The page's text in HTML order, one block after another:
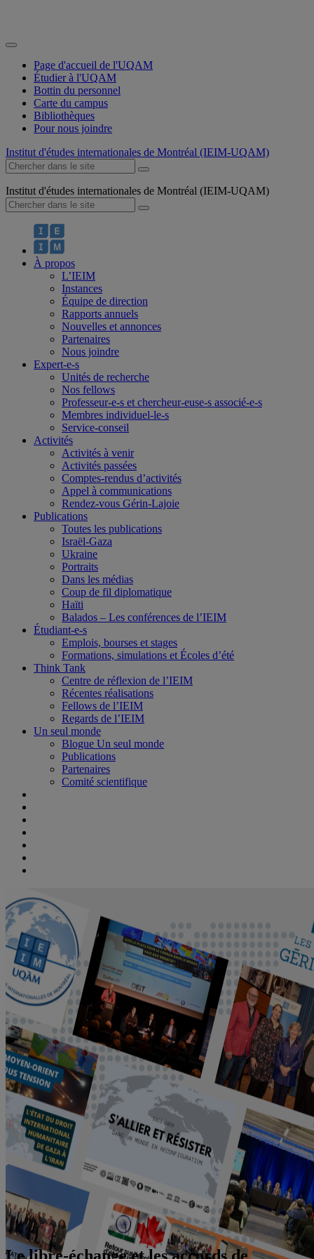
Page d'accueil de l'UQAM
Étudier à l'UQAM
Bottin du personnel
Carte du campus
Bibliothèques
Pour nous joindre
Institut d'études internationales de Montréal (IEIM-UQAM)
Institut d'études internationales de Montréal (IEIM-UQAM)
À propos
L’IEIM
Instances
Équipe de direction
Rapports annuels
Nouvelles et annonces
Partenaires
Nous joindre
Expert-e-s
Unités de recherche
Nos fellows
Professeur-e-s et chercheur-euse-s associé-e-s
Membres individuel-le-s
Service-conseil
Activités
Activités à venir
Activités passées
Comptes-rendus d’activités
Appel à communications
Rendez-vous Gérin-Lajoie
Publications
Toutes les publications
Israël-Gaza
Ukraine
Portraits
Dans les médias
Coup de fil diplomatique
Haïti
Balados – Les conférences de l’IEIM
Étudiant-e-s
Emplois, bourses et stages
Formations, simulations et Écoles d’été
Think Tank
Centre de réflexion de l’IEIM
Récentes réalisations
Fellows de l’IEIM
Regards de l’IEIM
Un seul monde
Blogue Un seul monde
Publications
Partenaires
Comité scientifique